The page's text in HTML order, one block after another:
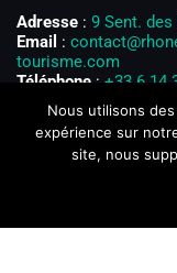
Adresse : 9 Sent.
Email :
tourisme.com
Téléphone : +33 6 14
Horaires d’ouverture
Nous utilisons
expérience sur
site, nous